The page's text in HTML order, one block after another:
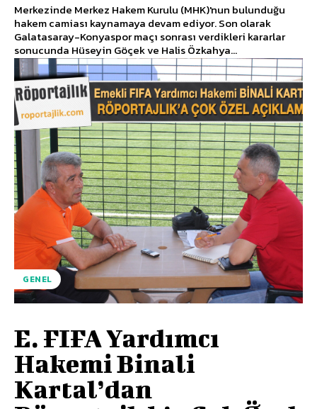
Merkezinde Merkez Hakem Kurulu (MHK)'nun bulunduğu
hakem camiası kaynamaya devam ediyor. Son olarak
Galatasaray-Konyaspor maçı sonrası verdikleri kararlar
sonucunda Hüseyin Göçek ve Halis Özkahya...
GENEL
E. FIFA Yardımcı
Hakemi Binali
Kartal’dan